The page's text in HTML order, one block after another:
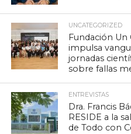
UNCATEGORIZED
Fundación
impulsa
jornadas
sobre fallas
ENTREVISTAS
Dra. Francis
RESIDE a la
de Todo con